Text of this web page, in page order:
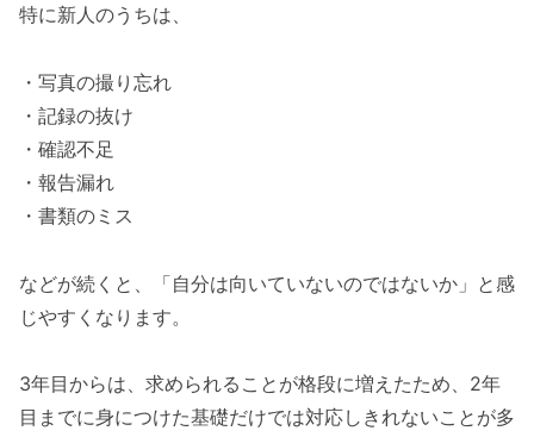
特に新人のうちは、
・写真の撮り忘れ
・記録の抜け
・確認不足
・報告漏れ
・書類のミス
などが続くと、「自分は向いていないのではないか」と感
じやすくなります。
3年目からは、求められることが格段に増えたため、2年
目までに身につけた基礎だけでは対応しきれないことが多